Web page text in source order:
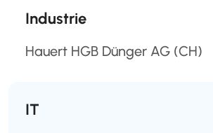
Industrie
Hauert HGB Dünger AG (CH)
IT